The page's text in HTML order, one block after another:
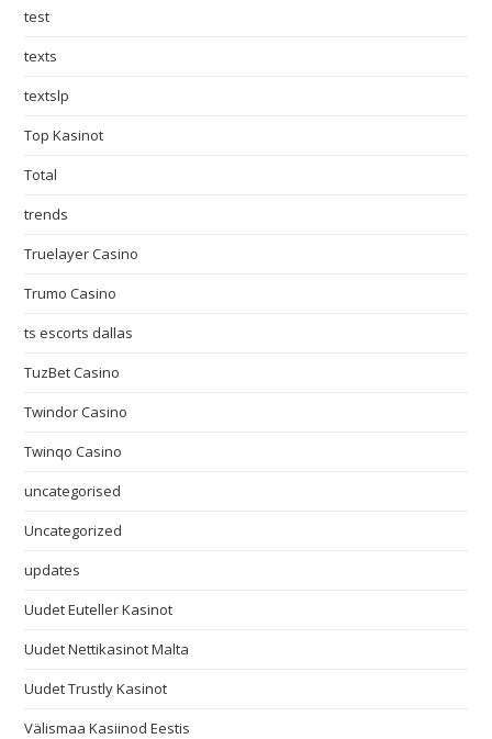
test
texts
textslp
Top Kasinot
Total
trends
Truelayer Casino
Trumo Casino
ts escorts dallas
TuzBet Casino
Twindor Casino
Twinqo Casino
uncategorised
Uncategorized
updates
Uudet Euteller Kasinot
Uudet Nettikasinot Malta
Uudet Trustly Kasinot
Välismaa Kasiinod Eestis